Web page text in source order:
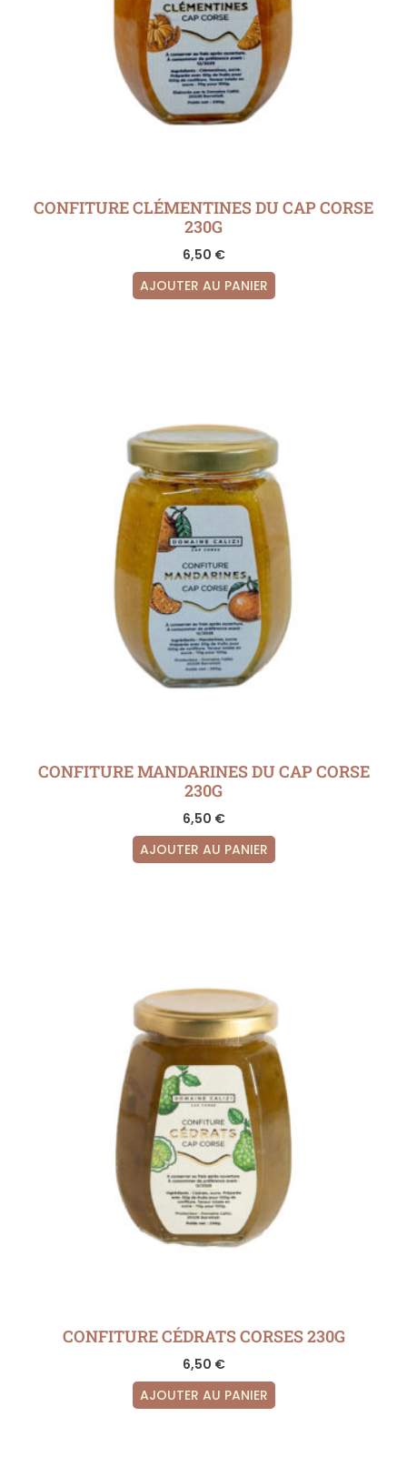
CONFITURE CLÉMENTINES DU CAP CORSE
230G
6,50 €
AJOUTER AU PANIER
CONFITURE MANDARINES DU CAP CORSE
230G
6,50 €
AJOUTER AU PANIER
CONFITURE CÉDRATS CORSES 230G
6,50 €
AJOUTER AU PANIER